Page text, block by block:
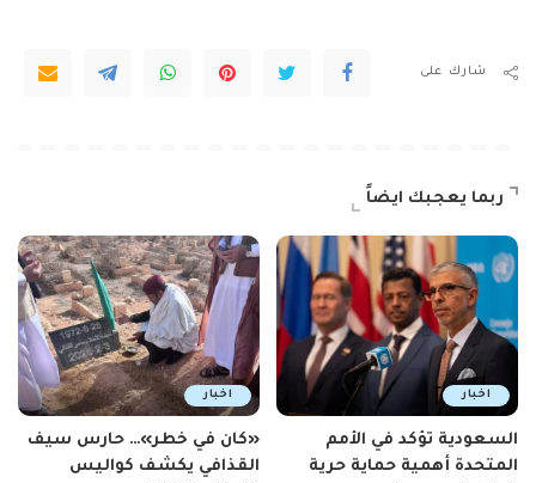
شارك على
ربما يعجبك ايضاً
اخبار
السعودية تؤكد في الأمم
المتحدة أهمية حماية حرية
اخبار
«كان في خطر»… حارس سيف
القذافي يكشف كواليس